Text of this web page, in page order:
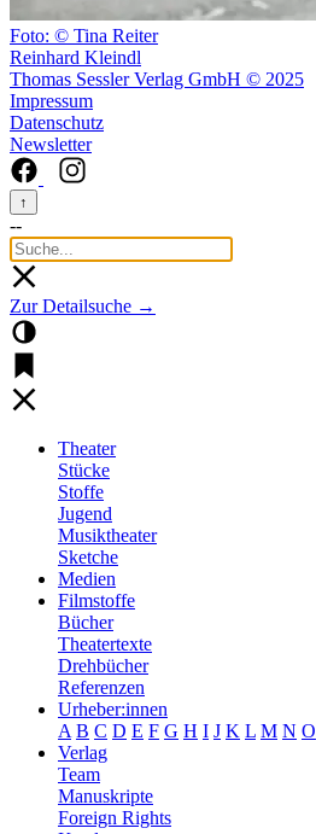
Foto: © Tina Reiter
Reinhard Kleindl
Thomas Sessler Verlag GmbH © 2025
Impressum
Datenschutz
Newsletter
↑
--
Zur Detailsuche →
Theater
Stücke
Stoffe
Jugend
Musiktheater
Sketche
Medien
Filmstoffe
Bücher
Theatertexte
Drehbücher
Referenzen
Urheber:innen
A B C D E F G H I J K L M N O
Verlag
Team
Manuskripte
Foreign Rights